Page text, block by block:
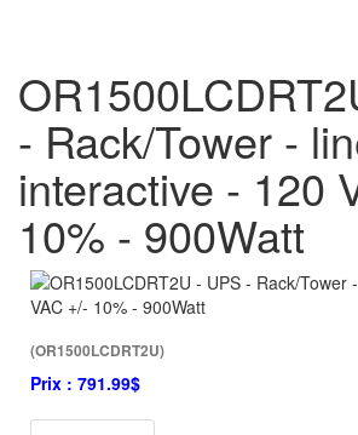
- Rack/Tower -
interactive - 120
10% - 900Watt
(OR1500LCDRT2U)
Prix : 791.99$